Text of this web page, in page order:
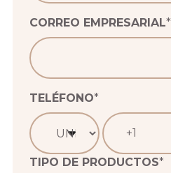
CORREO EMPRESARIAL*
TELÉFONO*
TIPO DE PRODUCTOS*